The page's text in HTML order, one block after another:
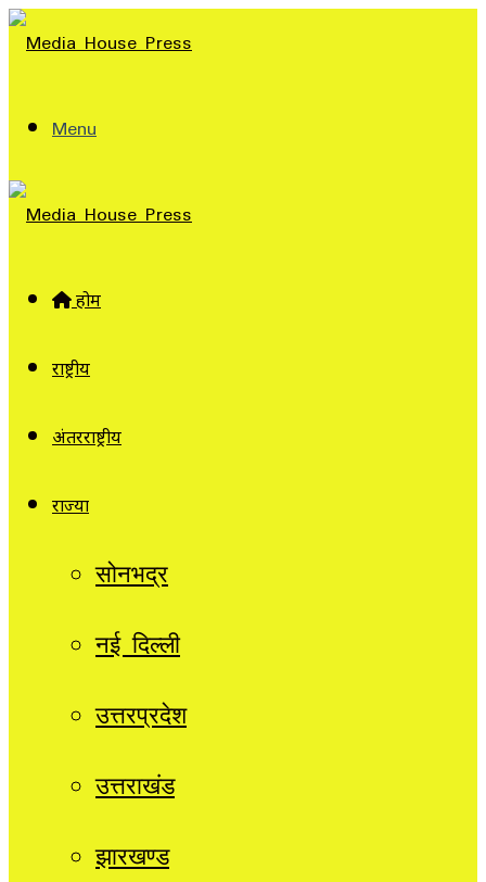
Menu
होम
राष्ट्रीय
अंतरराष्ट्रीय
राज्यों
सोनभद्र
नई दिल्ली
उत्तरप्रदेश
उत्तराखंड
झारखण्ड